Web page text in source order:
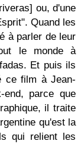
ou, d'une
Quand les
à parler de leur
le monde à
Et puis ils
ce film à Jean-
end, parce que
il traite
qu'est la
qui relient les